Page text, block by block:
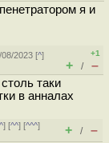
я и
2023 [^]
+1
+ / –
таки
в анналах
^] [^^] [^^^]
+ / –